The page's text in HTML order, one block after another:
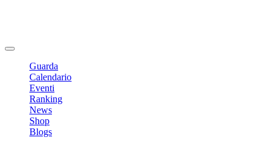
Guarda
Calendario
Eventi
Ranking
News
Shop
Blogs